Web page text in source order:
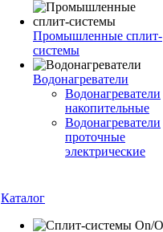
Промышленные сплит-
системы
Водонагреватели
Водонагреватели
накопительные
Водонагреватели
проточные
электрические
Каталог